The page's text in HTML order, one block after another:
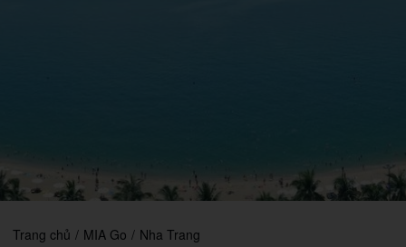
Trang chủ / MIA Go / Nha Trang